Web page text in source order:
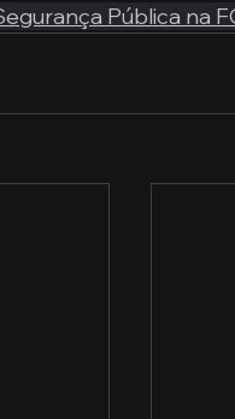
Pública na